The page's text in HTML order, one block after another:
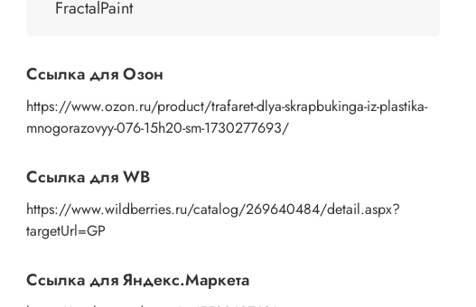
Применение:
промыть трафарет под теплой водой с моющим
средством, затем просушить бумажным полотенцем.
FractalPaint
Ссылка для Озон
https://www.ozon.ru/product/trafaret-dlya-skrapbukinga-iz-plastika-
mnogorazovyy-076-15h20-sm-1730277693/
Ссылка для WB
https://www.wildberries.ru/catalog/269640484/detail.aspx?
targetUrl=GP
Ссылка для Яндекс.Маркета